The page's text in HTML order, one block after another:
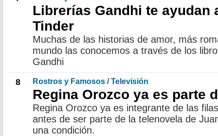
Librerías Gandhi te ayudan
Tinder
Muchas de las historias de amor, más
mundo las conocemos a través de los
Gandhi
8 Rostros y Famosos / Televisión
Regina Orozco ya es parte
Regina Orozco ya es integrante de las
antes de ser parte de la telenovela de
una condición.